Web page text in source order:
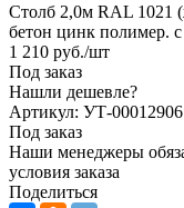
Столб 2,0м RAL 1021
бетон цинк полимер.
1 210 руб./шт
Под заказ
Нашли дешевле?
Артикул: УТ-00012906
Под заказ
Наши менеджеры
условия заказа
Поделиться